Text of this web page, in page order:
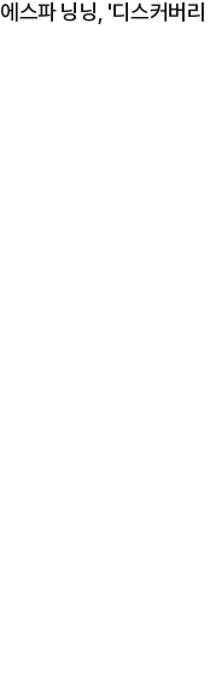
에스파 닝닝, '디스커버